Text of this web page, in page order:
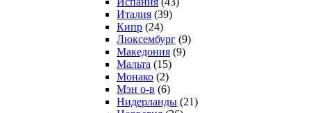
Италия (39)
Кипр (24)
Люксембург (9)
Македония (9)
Мальта (15)
Монако (2)
Мэн о-в (6)
Нидерланды (21)